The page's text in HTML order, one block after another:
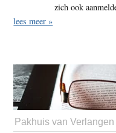
zich ook
lees meer »
Pakhuis van Verlangen